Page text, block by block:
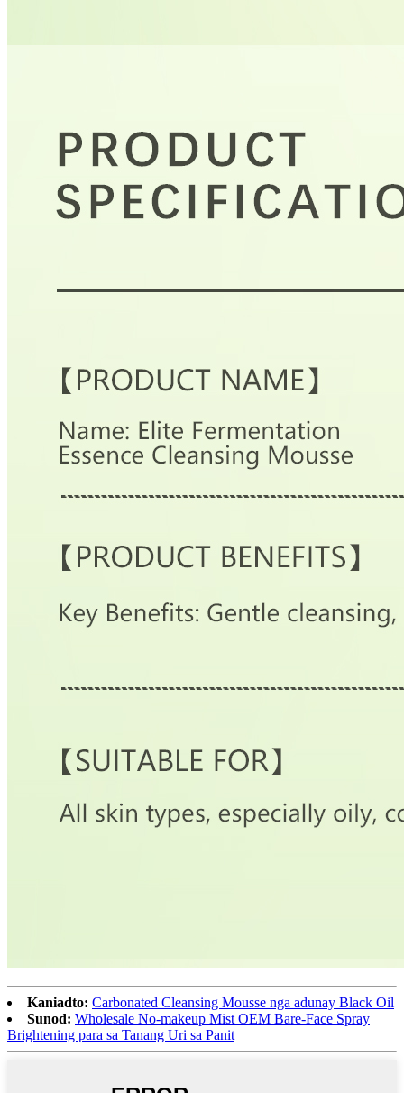
Kaniadto: Carbonated Cleansing Mousse nga adunay Black Oil
Sunod: Wholesale No-makeup Mist OEM Bare-Face Spray
Brightening para sa Tanang Uri sa Panit